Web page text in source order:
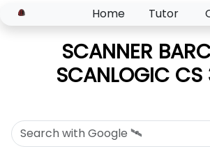
Home Tutor
SCANNER
SCANLOGIC